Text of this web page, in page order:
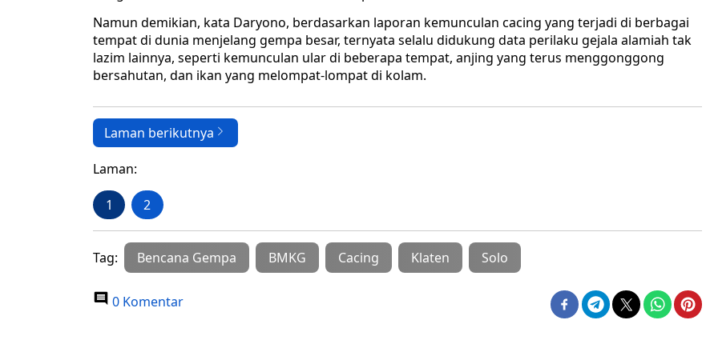
Namun demikian, kata Daryono, berdasarkan laporan kemunculan cacing yang terjadi di berbagai
tempat di dunia menjelang gempa besar, ternyata selalu didukung data perilaku gejala alamiah tak
lazim lainnya, seperti kemunculan ular di beberapa tempat, anjing yang terus menggonggong
bersahutan, dan ikan yang melompat-lompat di kolam.
Laman berikutnya
Laman:
1 2
Tag: Bencana Gempa BMKG Cacing Klaten Solo
0 Komentar